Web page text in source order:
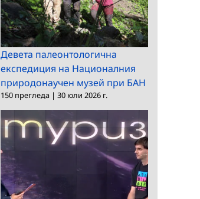
Девета палеонтологична
експедиция на Националния
природонаучен музей при БАН
150 прегледа | 30 юли 2026 г.